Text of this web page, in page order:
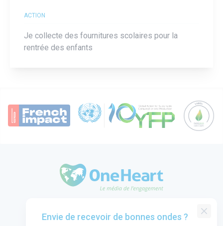
ACTION
Je collecte des fournitures scolaires pour la
rentrée des enfants
Groupe One Heart
Envie de recevoir de bonnes ondes ?